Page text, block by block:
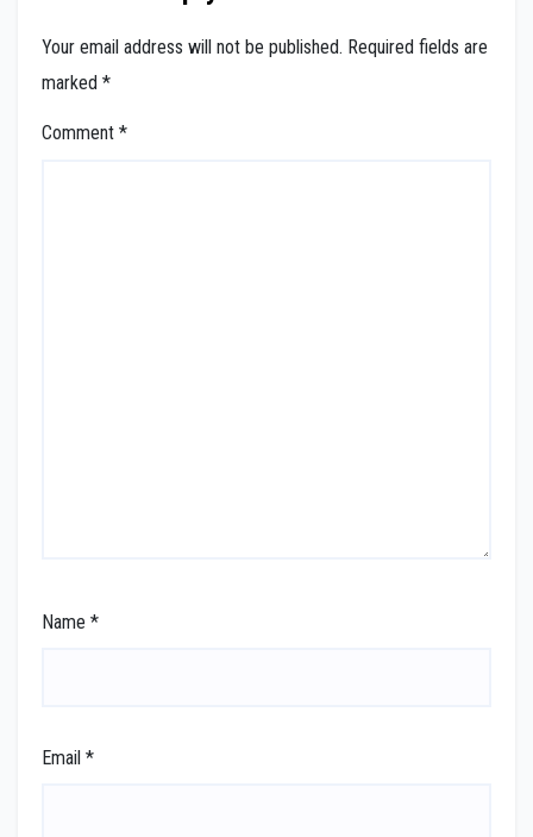
Your email address will not be published. Required fields are
marked *
Comment *
Name *
Email *